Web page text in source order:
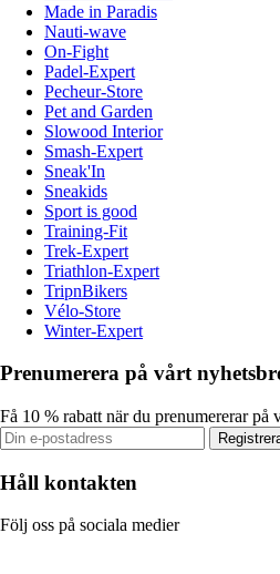
Made in Paradis
Nauti-wave
On-Fight
Padel-Expert
Pecheur-Store
Pet and Garden
Slowood Interior
Smash-Expert
Sneak'In
Sneakids
Sport is good
Training-Fit
Trek-Expert
Triathlon-Expert
TripnBikers
Vélo-Store
Winter-Expert
Prenumerera på vårt
Få 10 % rabatt när du prenumererar på
Håll kontakten
Följ oss på sociala medier